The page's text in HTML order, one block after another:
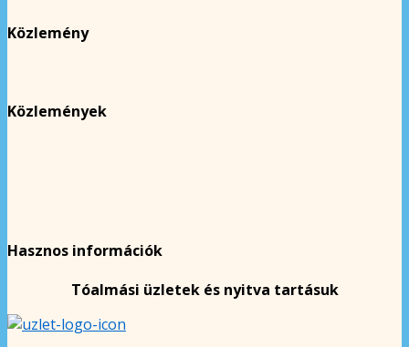
Közlemény
Közlemények
Hasznos információk
Tóalmási üzletek és nyitva tartásuk